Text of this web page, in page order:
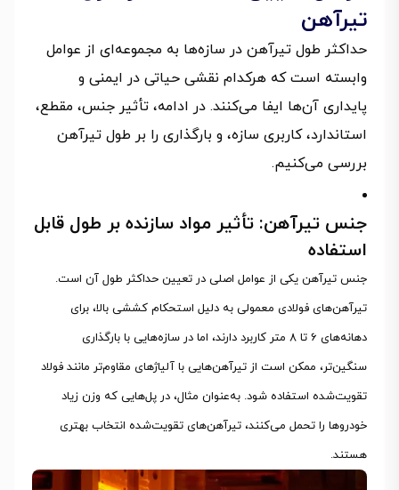
تیرآهن
حداکثر طول تیرآهن در سازه‌ها به مجموعه‌ای از عوامل
وابسته است که هرکدام نقشی حیاتی در ایمنی و
پایداری آن‌ها ایفا می‌کنند. در ادامه، تأثیر جنس، مقطع،
استاندارد، کاربری سازه، و بارگذاری را بر طول تیرآهن
بررسی می‌کنیم.
جنس تیرآهن: تأثیر مواد سازنده بر طول قابل
استفاده
جنس تیرآهن یکی از عوامل اصلی در تعیین حداکثر طول آن است.
تیرآهن‌های فولادی معمولی به دلیل استحکام کششی بالا، برای
دهانه‌های 6 تا 8 متر کاربرد دارند، اما در سازه‌هایی با بارگذاری
سنگین‌تر، ممکن است از تیرآهن‌هایی با آلیاژهای مقاوم‌تر مانند فولاد
تقویت‌شده استفاده شود. به‌عنوان مثال، در پل‌هایی که وزن زیاد
خودروها را تحمل می‌کنند، تیرآهن‌های تقویت‌شده انتخاب بهتری
هستند.